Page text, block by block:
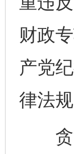
财政
产党
律法
贪污